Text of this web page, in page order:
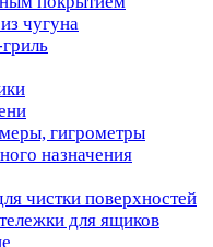
чугуна
гигрометры
назначения
чистки поверхностей
для ящиков